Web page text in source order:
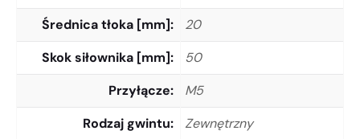
Średnica tłoka [mm]
20
Skok siłownika [mm]
50
Przyłącze
M5
Rodzaj gwintu
Zewnętrzny